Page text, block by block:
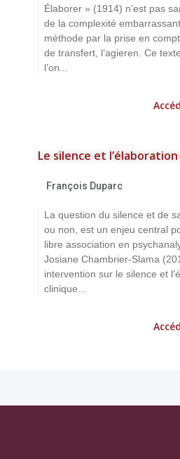
Élaborer » (1914) n’est pas
de la complexité
méthode par la prise en
de transfert, l’agieren. Ce
l’on...
Le silence et
François Duparc
La question du silence et de
ou non, est un enjeu central
libre association en
Josiane Chambrier-Slama
intervention sur le silence et
clinique...